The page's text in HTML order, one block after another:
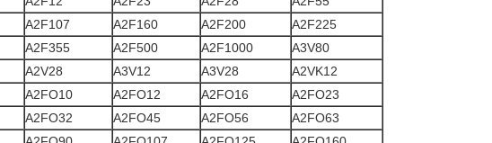
A2F107 A2F160 A2F200
A2F225
A2F355 A2F500 A2F1000
A3V80
A2V28 A3V12 A3V28
A2VK12
A2FO10 A2FO12 A2FO16
A2FO23
A2FO32 A2FO45 A2FO56
A2FO63